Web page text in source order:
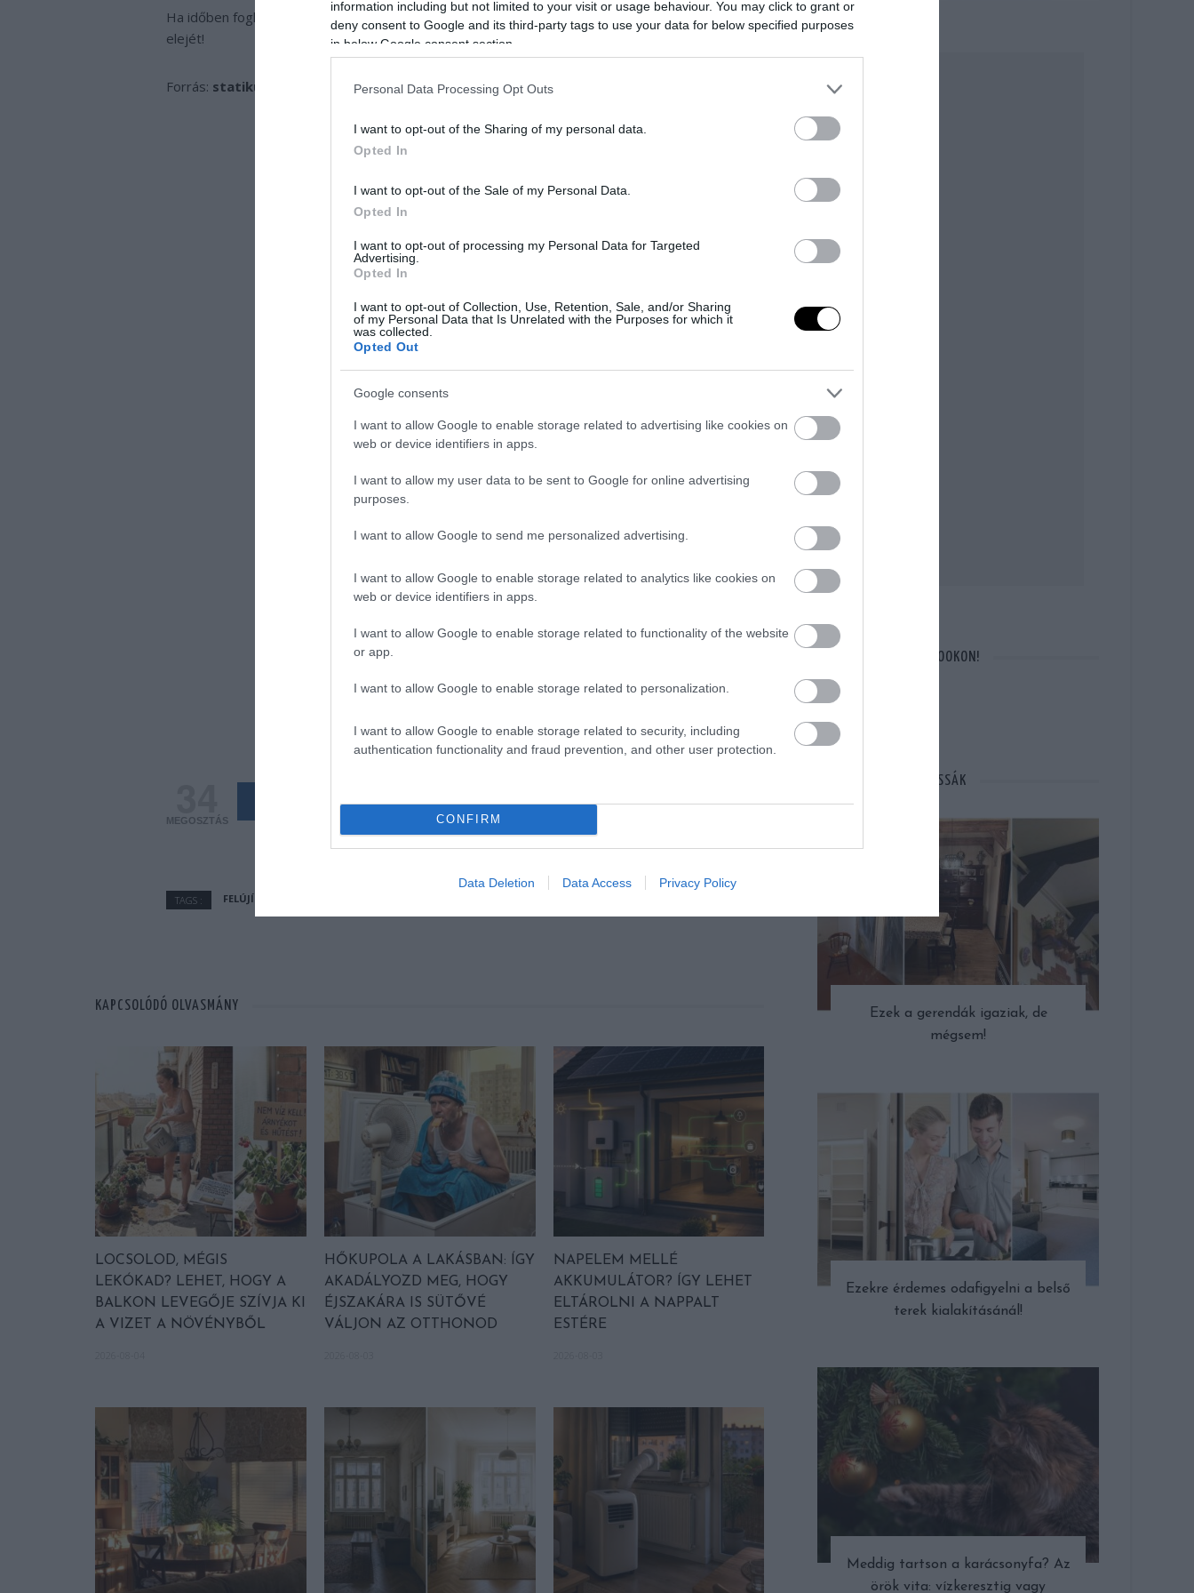
information including but not limited to your visit or usage behaviour. You may click to grant or
deny consent to Google and its third-party tags to use your data for below specified purposes
in below Google consent section.
Personal Data Processing Opt Outs
I want to opt-out of the Sharing of my personal data.
Opted In
I want to opt-out of the Sale of my Personal Data.
Opted In
I want to opt-out of processing my Personal Data for Targeted
Advertising.
Opted In
I want to opt-out of Collection, Use, Retention, Sale, and/or Sharing
of my Personal Data that Is Unrelated with the Purposes for which it
was collected.
Opted Out
Google consents
I want to allow Google to enable storage related to advertising like cookies on
web or device identifiers in apps.
I want to allow my user data to be sent to Google for online advertising
purposes.
I want to allow Google to send me personalized advertising.
I want to allow Google to enable storage related to analytics like cookies on
web or device identifiers in apps.
I want to allow Google to enable storage related to functionality of the website
or app.
I want to allow Google to enable storage related to personalization.
I want to allow Google to enable storage related to security, including
authentication functionality and fraud prevention, and other user protection.
CONFIRM
Data Deletion Data Access Privacy Policy
Ha időben foglalkozunk a dologgal, a későbbiekben sokkal komolyabb problémáknak vehetjük
elejét!
Forrás: statikustervezes
MEGOSZTÁS
Share Tweet
TAGS : FELÚJÍTÁS
KAPCSOLÓDÓ OLVASMÁNY
LOCSOLOD, MÉGIS
LEKÓKAD? LEHET, HOGY A
BALKON LEVEGŐJE SZÍVJA KI
A VIZET A NÖVÉNYBŐL
HŐKUPOLA A LAKÁSBAN: ÍGY
AKADÁLYOZD MEG, HOGY
ÉJSZAKÁRA IS SÜTŐVÉ
VÁLJON AZ OTTHONOD
NAPELEM MELLÉ
AKKUMULÁTOR? ÍGY LEHET
ELTÁROLNI A NAPPALT
ESTÉRE
OTT VAGYUN A FACEBOOKON!
MÁSOK ÉPP EZT OLVASSÁK
Ezek a gerendák igaziak, de
mégsem!
Ezekre érdemes odafigyelni a belső
terek kialakításánál!
Meddig tartson a karácsonyfa? Az
örök vita: vízkeresztig vagy